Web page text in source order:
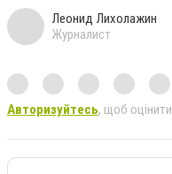
Леонид Лихолажин
Журналист
Авторизуйтесь, щоб оцінити